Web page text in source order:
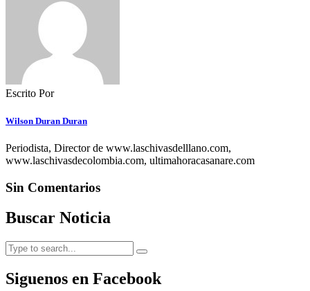
Escrito Por
Wilson Duran Duran
Periodista, Director de www.laschivasdelllano.com,
www.laschivasdecolombia.com, ultimahoracasanare.com
Sin Comentarios
Buscar Noticia
Siguenos en Facebook